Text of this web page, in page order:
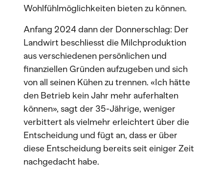
Wohlfühlmöglichkeiten bieten zu können.
Anfang 2024 dann der Donnerschlag: Der
Landwirt beschliesst die Milchproduktion
aus verschiedenen persönlichen und
finanziellen Gründen aufzugeben und sich
von all seinen Kühen zu trennen. «Ich hätte
den Betrieb kein Jahr mehr auferhalten
können», sagt der 35-Jährige, weniger
verbittert als vielmehr erleichtert über die
Entscheidung und fügt an, dass er über
diese Entscheidung bereits seit einiger Zeit
nachgedacht habe.